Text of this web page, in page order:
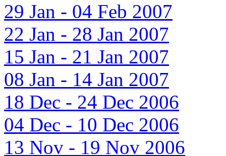
29 Jan - 04 Feb 2007
22 Jan - 28 Jan 2007
15 Jan - 21 Jan 2007
08 Jan - 14 Jan 2007
18 Dec - 24 Dec 2006
04 Dec - 10 Dec 2006
13 Nov - 19 Nov 2006